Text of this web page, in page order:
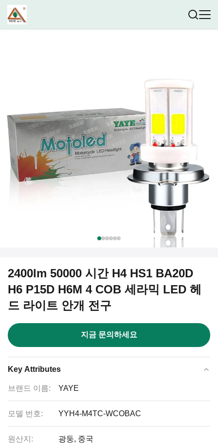
2400lm 50000 시간 H4 HS1 BA20D
H6 P15D H6M 4 COB 세라믹 LED 헤
드 라이트 안개 전구
지금 문의하세요
Key Attributes
브랜드 이름: YAYE
모델 번호: YYH4-M4TC-WCOBAC
원산지: 광둥, 중국